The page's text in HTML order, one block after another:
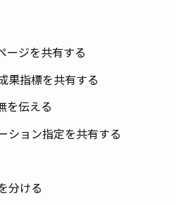
ージを共有する
果指標を共有する
を伝える
ション指定を共有する
分ける